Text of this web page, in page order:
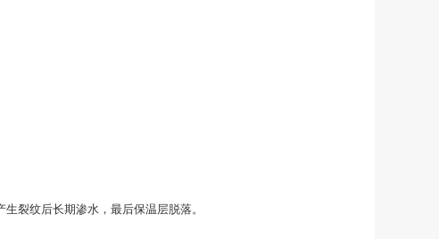
裂纹后长期渗水，最后保温层脱落。